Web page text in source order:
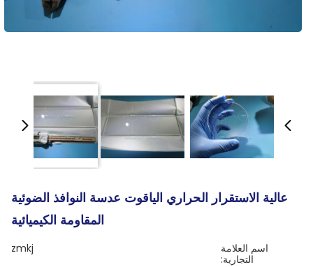
عالية الاستقرار الحراري الياقوت عدسة النوافذ الضوئية
المقاومة الكيميائية
اسم العلامة
التجارية:
zmkj